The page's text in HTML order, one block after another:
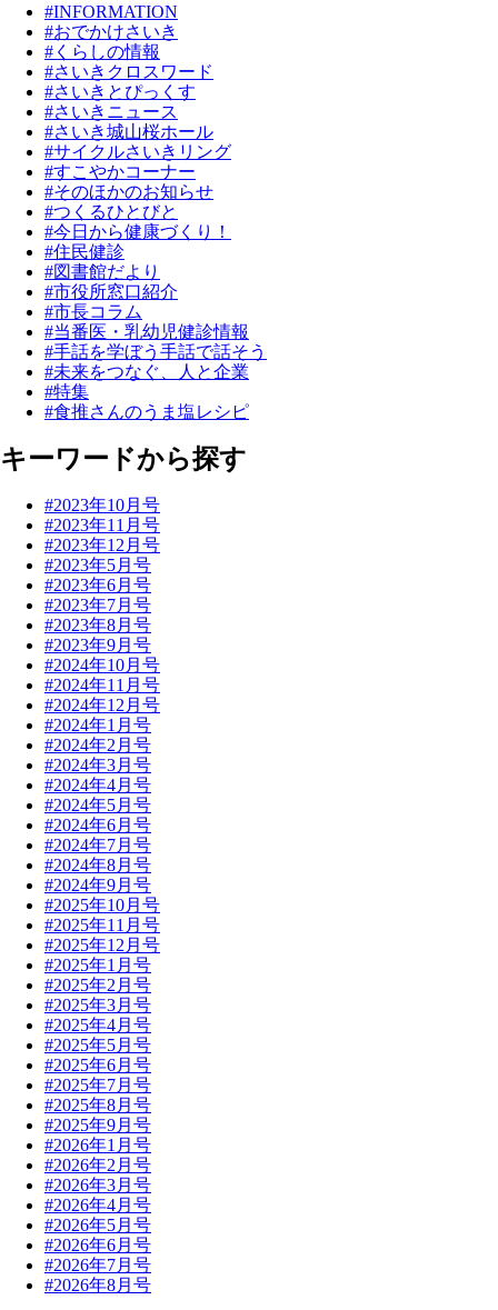
#INFORMATION
#おでかけさいき
#くらしの情報
#さいきクロスワード
#さいきとぴっくす
#さいきニュース
#さいき城山桜ホール
#サイクルさいきリング
#すこやかコーナー
#そのほかのお知らせ
#つくるひとびと
#今日から健康づくり！
#住民健診
#図書館だより
#市役所窓口紹介
#市長コラム
#当番医・乳幼児健診情報
#手話を学ぼう手話で話そう
#未来をつなぐ、人と企業
#特集
#食推さんのうま塩レシピ
キーワードから探す
#2023年10月号
#2023年11月号
#2023年12月号
#2023年5月号
#2023年6月号
#2023年7月号
#2023年8月号
#2023年9月号
#2024年10月号
#2024年11月号
#2024年12月号
#2024年1月号
#2024年2月号
#2024年3月号
#2024年4月号
#2024年5月号
#2024年6月号
#2024年7月号
#2024年8月号
#2024年9月号
#2025年10月号
#2025年11月号
#2025年12月号
#2025年1月号
#2025年2月号
#2025年3月号
#2025年4月号
#2025年5月号
#2025年6月号
#2025年7月号
#2025年8月号
#2025年9月号
#2026年1月号
#2026年2月号
#2026年3月号
#2026年4月号
#2026年5月号
#2026年6月号
#2026年7月号
#2026年8月号